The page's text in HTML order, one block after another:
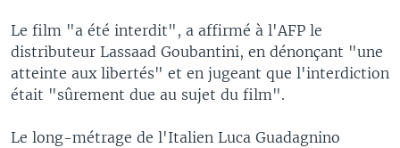
Le film "a été interdit", a affirmé à l'AFP le
distributeur Lassaad Goubantini, en dénonçant "une
atteinte aux libertés" et en jugeant que l'interdiction
était "sûrement due au sujet du film".
Le long-métrage de l'Italien Luca Guadagnino